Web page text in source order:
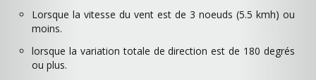
Lorsque la vitesse du vent est de 3 noeuds (5.5 kmh) ou
moins.
lorsque la variation totale de direction est de 180 degrés
ou plus.